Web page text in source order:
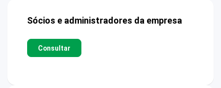
Sócios e administradores da empresa
Consultar